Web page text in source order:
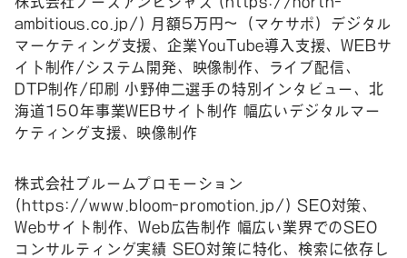
ambitious.co.jp/ ) 月額5万円～（マケサポ）デジタル
マーケティング支援、企業YouTube導入支援、WEBサ
イト制作/システム開発、映像制作、ライブ配信、
DTP制作/印刷 小野伸二選手の特別インタビュー、北
海道150年事業WEBサイト制作 幅広いデジタルマー
ケティング支援、映像制作
株式会社ブルームプロモーション
( https://www.bloom-promotion.jp/ ) SEO対策、
Webサイト制作、Web広告制作 幅広い業界でのSEO
コンサルティング実績 SEO対策に特化、検索に依存し